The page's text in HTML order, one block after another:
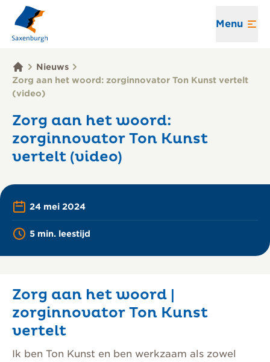
Menu
Nieuws
Zorg aan het woord: zorginnovator Ton Kunst vertelt
(video)
Zorg aan het woord:
zorginnovator Ton Kunst
vertelt (video)
24 mei 2024
5 min. leestijd
Printen
Zorg aan het woord |
zorginnovator Ton Kunst
vertelt
Ik ben Ton Kunst en ben werkzaam als zowel